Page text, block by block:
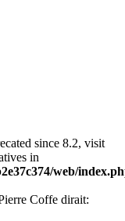
since 8.2, visit
in
web/
Coffe dirait: